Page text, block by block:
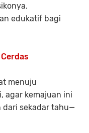
edukatif bagi
menuju
agar kemajuan ini
dari sekadar tahu—